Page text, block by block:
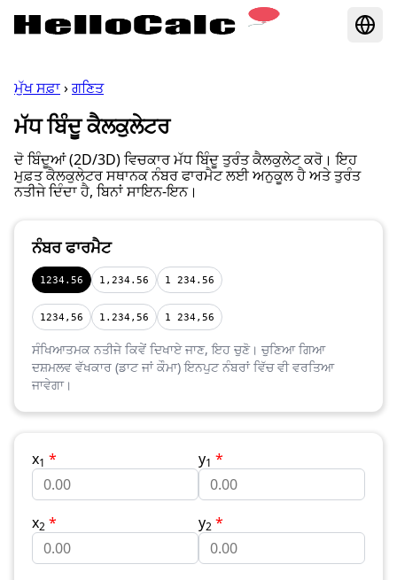
ਮੁੱਖ ਸਫ਼ਾ›ਗਣਿਤ
ਮੱਧ ਬਿੰਦੂ ਕੈਲਕੁਲੇਟਰ
ਦੋ ਬਿੰਦੂਆਂ (2D/3D) ਵਿਚਕਾਰ ਮੱਧ ਬਿੰਦੂ ਤੁਰੰਤ ਕੈਲਕੁਲੇਟ ਕਰੋ। ਇਹ
ਮੁਫ਼ਤ ਕੈਲਕੁਲੇਟਰ ਸਥਾਨਕ ਨੰਬਰ ਫਾਰਮੈਟ ਲਈ ਅਨੁਕੂਲ ਹੈ ਅਤੇ ਤੁਰੰਤ
ਨਤੀਜੇ ਦਿੰਦਾ ਹੈ, ਬਿਨਾਂ ਸਾਇਨ-ਇਨ।
ਨੰਬਰ ਫਾਰਮੈਟ
1234.56 1,234.56 1 234.56
1234,56 1.234,56 1 234,56
ਸੰਖਿਆਤਮਕ ਨਤੀਜੇ ਕਿਵੇਂ ਦਿਖਾਏ ਜਾਣ, ਇਹ ਚੁਣੋ। ਚੁਣਿਆ ਗਿਆ
ਦਸ਼ਮਲਵ ਵੱਖਕਾਰ (ਡਾਟ ਜਾਂ ਕੌਮਾ) ਇਨਪੁਟ ਨੰਬਰਾਂ ਵਿੱਚ ਵੀ ਵਰਤਿਆ
ਜਾਵੇਗਾ।
x1 * y1 *
x2 * y2 *